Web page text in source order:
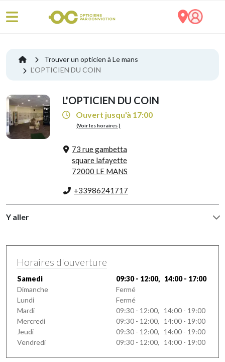
Trouver un opticien à Le mans
L'OPTICIEN DU COIN
L'OPTICIEN DU COIN
Ouvert jusqu'à 17:00
(Voir les horaires )
73 rue gambetta
square lafayette
72000 LE MANS
+33986241717
Y aller
Horaires d'ouverture
Samedi
09:30 - 12:00, 14:00 - 17:00
Dimanche
Fermé
Lundi
Fermé
Mardi
09:30 - 12:00, 14:00 - 19:00
Mercredi
09:30 - 12:00, 14:00 - 19:00
Jeudi
09:30 - 12:00, 14:00 - 19:00
Vendredi
09:30 - 12:00, 14:00 - 19:00